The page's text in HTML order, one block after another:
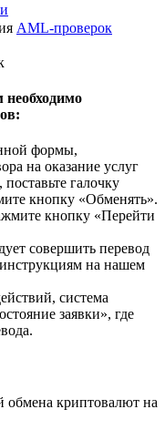
AML-проверок
формы,
на оказание услуг
галочку
кнопку «Обменять».
кнопку «Перейти
совершить перевод
на нашем
система
заявки», где
обмена криптовалют на